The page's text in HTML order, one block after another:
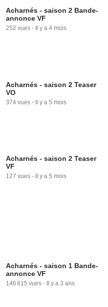
Acharnés - saison 2 Bande-
annonce VF
252 vues - Il y a 4 mois
Acharnés - saison 2 Teaser
VO
374 vues - Il y a 5 mois
Acharnés - saison 2 Teaser
VF
127 vues - Il y a 5 mois
Acharnés - saison 1 Bande-
annonce VF
146 615 vues - Il y a 3 ans